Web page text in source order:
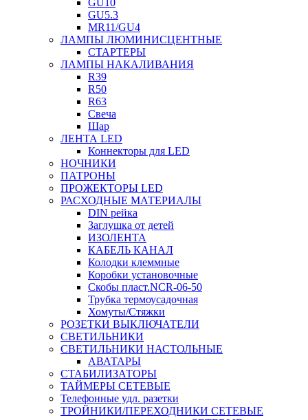
GU10
GU5.3
MR11/GU4
ЛАМПЫ ЛЮМИНИСЦЕНТНЫЕ
СТАРТЕРЫ
ЛАМПЫ НАКАЛИВАНИЯ
R39
R50
R63
Свеча
Шар
ЛЕНТА LED
Коннекторы для LED
НОЧНИКИ
ПАТРОНЫ
ПРОЖЕКТОРЫ LED
РАСХОДНЫЕ МАТЕРИАЛЫ
DIN рейка
Заглушка от детей
ИЗОЛЕНТА
КАБЕЛЬ КАНАЛ
Колодки клеммные
Коробки установочные
Скобы пласт.NCR-06-50
Трубка термоусадочная
Хомуты/Стяжки
РОЗЕТКИ ВЫКЛЮЧАТЕЛИ
СВЕТИЛЬНИКИ
СВЕТИЛЬНИКИ НАСТОЛЬНЫЕ
АВАТАРЫ
СТАБИЛИЗАТОРЫ
ТАЙМЕРЫ СЕТЕВЫЕ
Телефонные удл. разетки
ТРОЙНИКИ/ПЕРЕХОДНИКИ СЕТЕВЫЕ